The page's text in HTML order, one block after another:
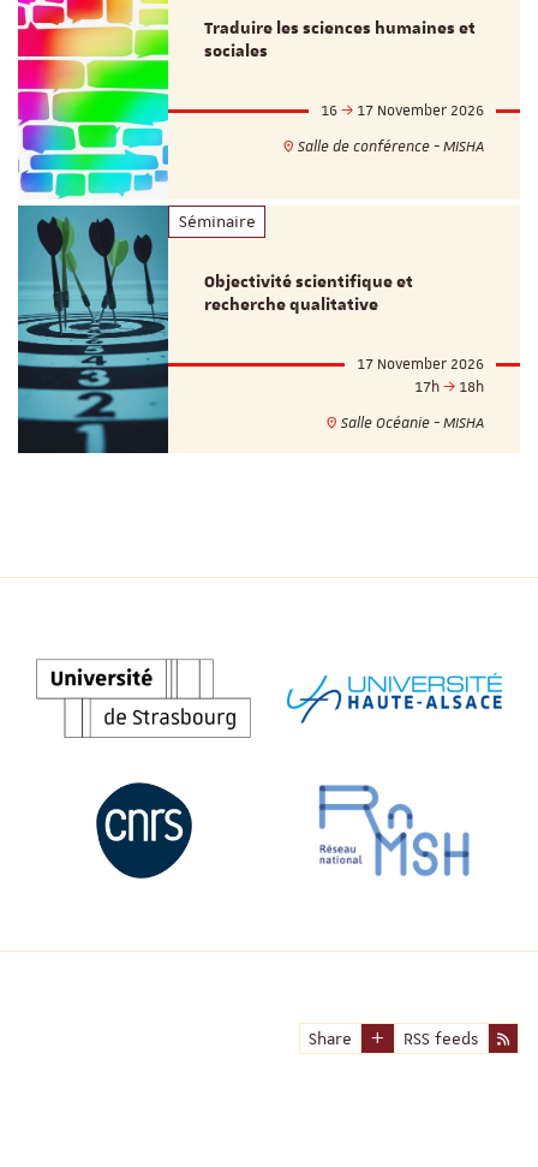
Traduire les sciences humaines et
sociales
16
17 November 2026
Salle de conférence - MISHA
Séminaire
Objectivité scientifique et
recherche qualitative
17 November 2026
17h
18h
Salle Océanie - MISHA
Share RSS feeds